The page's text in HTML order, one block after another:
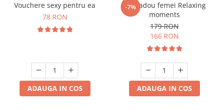
Vouchere sexy pentru ea
78 RON
ADAUGA IN COS
-7%
Set cadou femei Relaxing
moments
179 RON
166 RON
ADAUGA IN COS